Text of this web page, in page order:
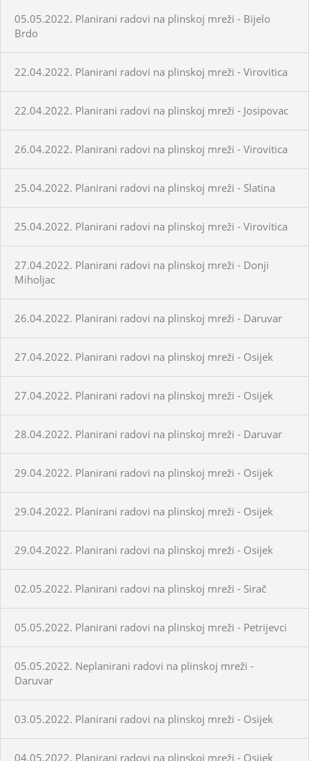
05.05.2022. Planirani radovi na plinskoj mreži - Bijelo
Brdo
22.04.2022. Planirani radovi na plinskoj mreži - Virovitica
22.04.2022. Planirani radovi na plinskoj mreži - Josipovac
26.04.2022. Planirani radovi na plinskoj mreži - Virovitica
25.04.2022. Planirani radovi na plinskoj mreži - Slatina
25.04.2022. Planirani radovi na plinskoj mreži - Virovitica
27.04.2022. Planirani radovi na plinskoj mreži - Donji
Miholjac
26.04.2022. Planirani radovi na plinskoj mreži - Daruvar
27.04.2022. Planirani radovi na plinskoj mreži - Osijek
27.04.2022. Planirani radovi na plinskoj mreži - Osijek
28.04.2022. Planirani radovi na plinskoj mreži - Daruvar
29.04.2022. Planirani radovi na plinskoj mreži - Osijek
29.04.2022. Planirani radovi na plinskoj mreži - Osijek
29.04.2022. Planirani radovi na plinskoj mreži - Osijek
02.05.2022. Planirani radovi na plinskoj mreži - Sirač
05.05.2022. Planirani radovi na plinskoj mreži - Petrijevci
05.05.2022. Neplanirani radovi na plinskoj mreži -
Daruvar
03.05.2022. Planirani radovi na plinskoj mreži - Osijek
04.05.2022. Planirani radovi na plinskoj mreži - Osijek